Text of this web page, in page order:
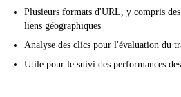
Plusieurs formats d'URL, y compris
liens géographiques
Analyse des clics pour l'évaluation du
Utile pour le suivi des performances